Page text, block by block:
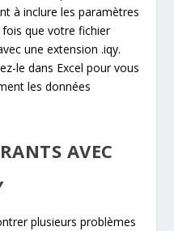
à inclure les paramètres
fois que votre fichier
une extension .iqy.
le dans Excel pour vous
les données
AVEC
plusieurs problèmes